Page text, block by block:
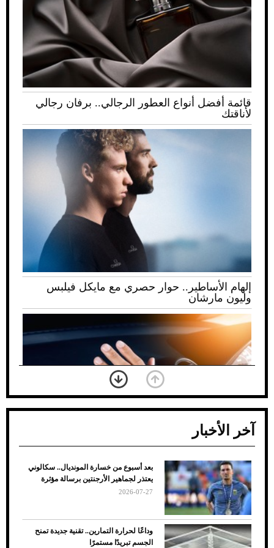
قائمة أفضل أنواع العطور الرجالي.. برفان رجالي
لأناقتك
إلهام الأساطير.. حوار حصري مع مايكل فيلبس
وليون مارشان
ضعف تبريد مكيف السيارة عند الوقوف.. أشهر
الأسباب والحلول
آخر الأخبار
بعد أسبوع من خسارة المونديال.. سكالوني
يعتذر لجماهير الأرجنتين برسالة مؤثرة
2026-07-27
وداعًا لحرارة التمارين.. تقنية جديدة تمنح
الجسم تبريدًا مستمرًا